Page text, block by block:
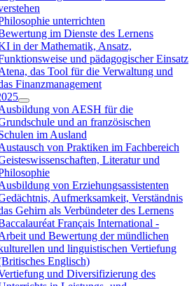
unterrichten
im Dienste des Lernens
in der Mathematik, Ansatz,
und pädagogischer Einsatz
das Tool für die Verwaltung und
Finanzmanagement
von AESH für die
und an französischen
im Ausland
von Praktiken im Fachbereich
Literatur und
von Erziehungsassistenten
Aufmerksamkeit, Verständnis
Gehirn als Verbündeter des Lernens
Français International -
und Bewertung der mündlichen
und linguistischen Vertiefung
Englisch)
und Diversifizierung des